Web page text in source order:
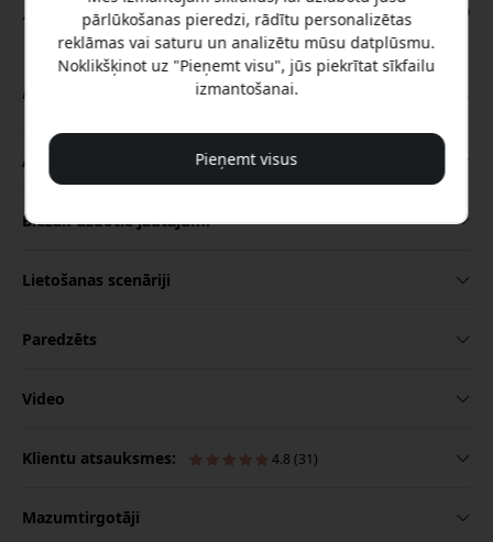
zināšanās ar automātisku pārslēgšanos starp
sarunām un sapulcēm, skaidru skaņas
uztveršanu līdz 5 m un rīcībai gataviem AI
kopsavilkumiem ierīcē, kas ietilpst aiz tālruņa.
Apraksts
Biežāk uzdotie jautājumi
Lietošanas scenāriji
Paredzēts
Video
Klientu atsauksmes: 4.8 (31)
Mazumtirgotāji
pārlūkošanas pieredzi, rādītu personalizētas
reklāmas vai saturu un analizētu mūsu datplūsmu.
Noklikšķinot uz "Pieņemt visu", jūs piekrītat sīkfailu
izmantošanai.
Pieņemt visus